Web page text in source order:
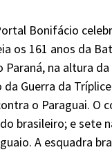
Bonifácio
os 161 anos da
Paraná, na altura
Guerra da
o Paraguai. O
brasileiro; e sete
A esquadra